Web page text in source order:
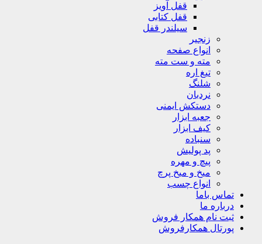
قفل آویز
قفل کتابی
سیلندر قفل
زنجیر
انواع صفحه
مته و ست مته
تیغ اره
شلنگ
نردبان
دستکش ایمنی
جعبه ابزار
کیف ابزار
سنباده
پد پولیش
پیچ و مهره
میخ و میخ پرچ
انواع چسب
تماس باما
درباره ما
ثبت نام همکار فروش
پورتال همکارفروش